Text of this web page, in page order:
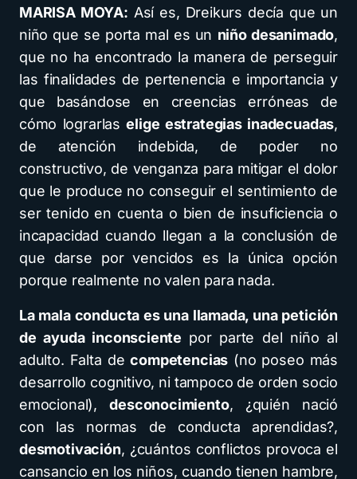
MARISA MOYA: Así es, Dreikurs decía que un
niño que se porta mal es un niño desanimado,
que no ha encontrado la manera de perseguir
las finalidades de pertenencia e importancia y
que basándose en creencias erróneas de
cómo lograrlaselige estrategias inadecuadas,
de atención indebida, de poder no
constructivo, de venganza para mitigar el dolor
que le produce no conseguir el sentimiento de
ser tenido en cuenta o bien de insuficiencia o
incapacidad cuando llegan a la conclusión de
que darse por vencidos es la única opción
porque realmente no valen para nada.
La mala conducta es una llamada, una petición
de ayuda inconsciente por parte del niño al
adulto. Falta decompetencias (no poseo más
desarrollo cognitivo, ni tampoco de orden socio
emocional),desconocimiento, ¿quién nació
con las normas de conducta aprendidas?,
desmotivación, ¿cuántos conflictos provoca el
cansancio en los niños, cuando tienen hambre,